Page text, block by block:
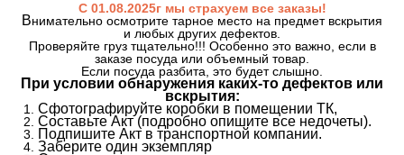
С 01.08.2025г мы страхуем все заказы!
Внимательно осмотрите тарное место на предмет вскрытия
и любых других дефектов.
Проверяйте груз тщательно!!! Особенно это важно, если в
заказе посуда или объемный товар.
Если посуда разбита, это будет слышно.
При условии обнаружения каких-то дефектов или
вскрытия:
Сфотографируйте коробки в помещении ТК,
Составьте Акт (подробно опишите все недочеты).
Подпишите Акт в транспортной компании.
Заберите один экземпляр